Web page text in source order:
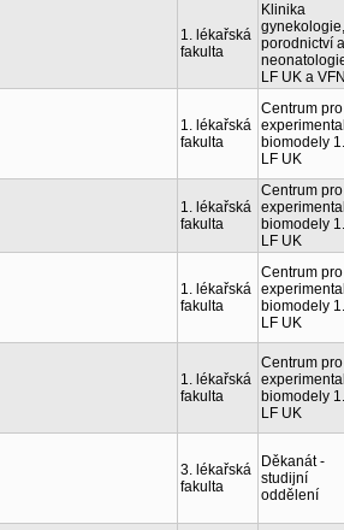
1. lékařská
fakulta
Klinika
gynekologie,
porodnictví a
LF UK a
1. lékařská
fakulta
Centrum pro
biomodely 1.
LF UK
1. lékařská
fakulta
Centrum pro
biomodely 1.
LF UK
1. lékařská
fakulta
Centrum pro
biomodely 1.
LF UK
1. lékařská
fakulta
Centrum pro
biomodely 1.
LF UK
3. lékařská
fakulta
Děkanát -
studijní
oddělení